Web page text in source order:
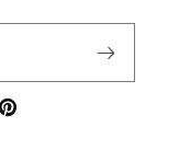
Pinterest